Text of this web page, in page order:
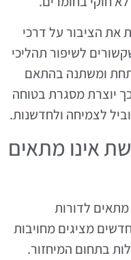
את הציבור על דרכי
לשיפור תהליכי
ומשתנה בהתאם
יוצרת מסגרת בטוחה
לצמיחה ולחדשנות.
נחושת אינו מתאים
מתאים לדורות
מציגים מחויבות
בתחום המיחזור.